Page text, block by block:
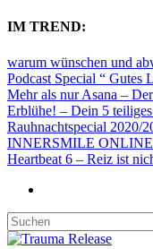
IM TREND:
warum wünschen und
Podcast Special “ Gutes
Mehr als nur Asana –
Erblühe! – Dein 5
Rauhnachtspecial 2020/
INNERSMILE
Heartbeat 6 – Reiz ist